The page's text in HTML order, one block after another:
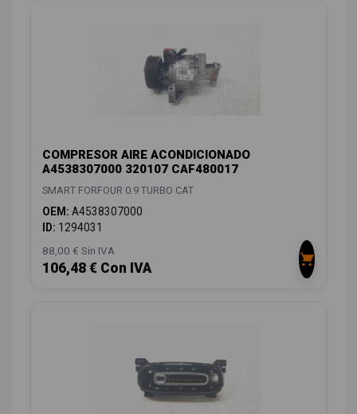
COMPRESOR AIRE ACONDICIONADO
A4538307000 320107 CAF480017
SMART FORFOUR 0.9 TURBO CAT
OEM: A4538307000
ID: 1294031
88,00 € Sin IVA
106,48 € Con IVA